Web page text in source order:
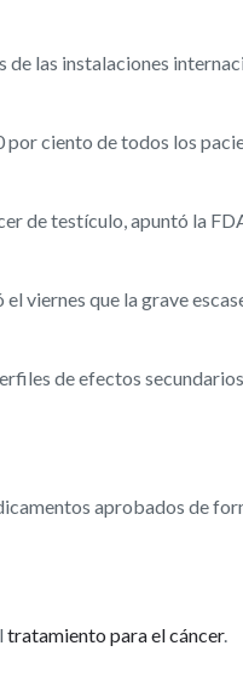
las instalaciones
ciento de todos los
de testículo, apuntó la
viernes que la grave
de efectos
aprobados de
tratamiento para el cáncer.